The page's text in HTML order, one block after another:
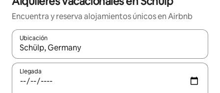
Encuentra y reserva alojamientos únicos en Airbnb
Ubicación
Cuando los resultados estén disponibles, navega con las
Llegada